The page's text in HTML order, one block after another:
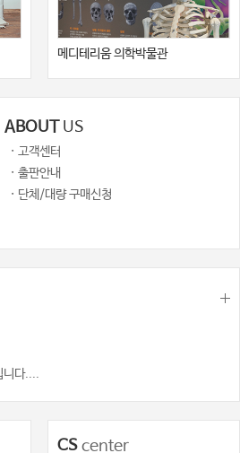
메디테리움 의학박물관
ABOUTUS
· 고객센터
· 출판안내
· 단체/대량 구매신청
니다....
CScenter